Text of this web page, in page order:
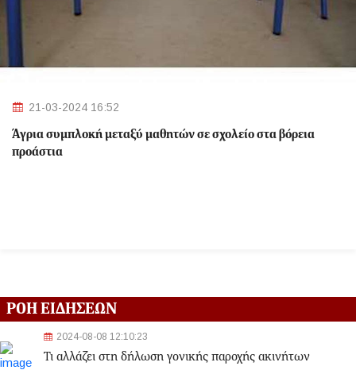
21-03-2024 16:52
Άγρια συμπλοκή μεταξύ μαθητών σε σχολείο στα βόρεια
προάστια
ΡΟΗ ΕΙΔΗΣΕΩΝ
2024-08-08 12:10:23
Τι αλλάζει στη δήλωση γονικής παροχής ακινήτων